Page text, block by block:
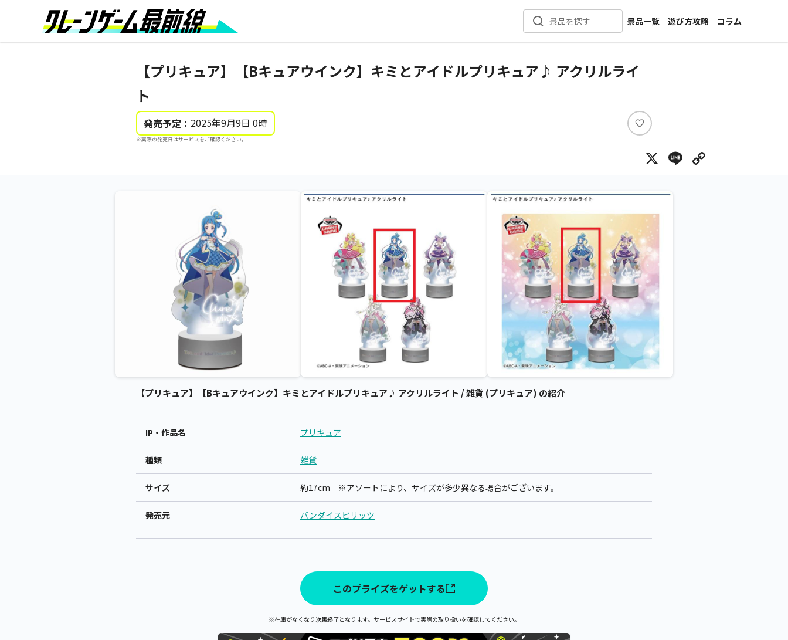
景品を探す
景品一覧
新着景品
カテゴリ一覧
遊び方攻略
コラム
インタビュー
【プリキュア】【Bキュアウインク】キミとアイドルプリキュア♪ アクリルライ
ト
発売予定： 2025年9月9日 0時
※実際の発売日はサービスをご確認ください。
い
ね
X Line
【プリキュア】【Bキュアウインク】キミとアイドルプリキュア♪ アクリルライト / 雑貨 (プリキュア) の紹介
IP・作品名 プリキュア
種類 雑貨
サイズ 約17cm ※アソートにより、サイズが多少異なる場合がございます。
発売元 バンダイスピリッツ
このプライズをゲットする
※在庫がなくなり次第終了となります。サービスサイトで実際の取り扱いを確認してください。